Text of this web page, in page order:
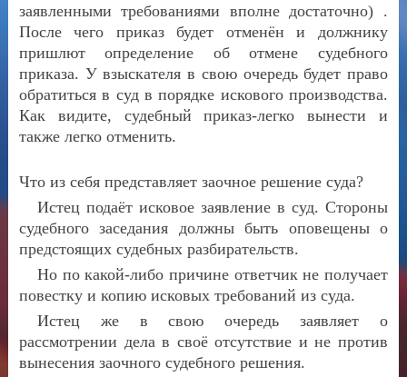
заявленными требованиями вполне достаточно) .
После чего приказ будет отменён и должнику
пришлют определение об отмене судебного
приказа. У взыскателя в свою очередь будет право
обратиться в суд в порядке искового производства.
Как видите, судебный приказ-легко вынести и
также легко отменить.
Что из себя представляет заочное решение суда?
Истец подаёт исковое заявление в суд. Стороны
судебного заседания должны быть оповещены о
предстоящих судебных разбирательств.
Но по какой-либо причине ответчик не получает
повестку и копию исковых требований из суда.
Истец же в свою очередь заявляет о
рассмотрении дела в своё отсутствие и не против
вынесения заочного судебного решения.